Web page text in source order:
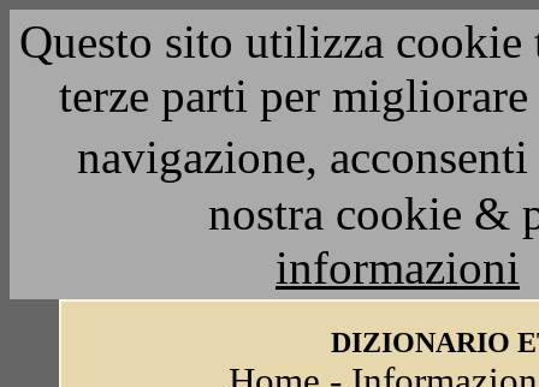
Questo sito utilizza
terze parti per
navigazione,
nostra cookie &
informazioni
DIZIONARIO